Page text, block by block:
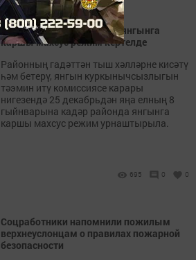
Югары Ослан районында янгынга
каршы махсус режим кертелде
Районның гадәттән тыш хәлләрне кисәтү
һәм бетерү, янгын куркынычсызлыгын
тәэмин итү комиссиясе карары
нигезендә 25 декабрьдән яңа елның 8
гыйнварына кадәр районда янгынга
каршы махсус режим урнаштырыла.
695 0 0
Соцработники напомнили пожилым
верхнеуслонцам о правилах пожарной
безопасности